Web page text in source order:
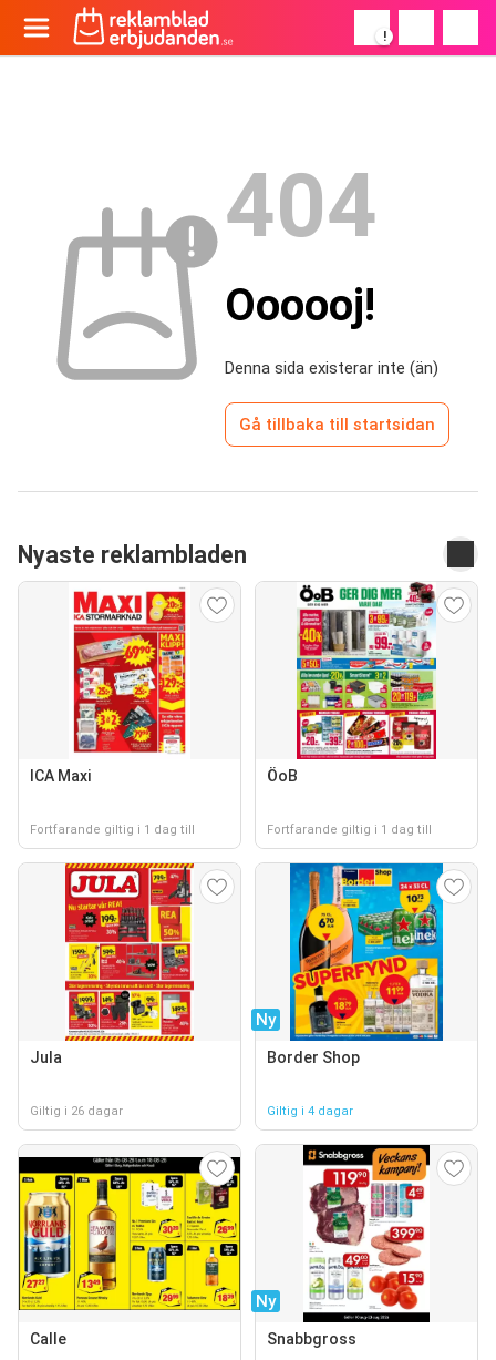
!
404
Oooooj!
Denna sida existerar inte (än)
Gå tillbaka till startsidan
Nyaste reklambladen
ICA Maxi
Fortfarande giltig i 1 dag till
ÖoB
Fortfarande giltig i 1 dag till
Jula
Giltig i 26 dagar
Ny
Border Shop
Giltig i 4 dagar
Calle
Ny
Snabbgross